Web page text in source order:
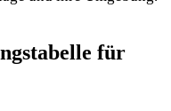
für